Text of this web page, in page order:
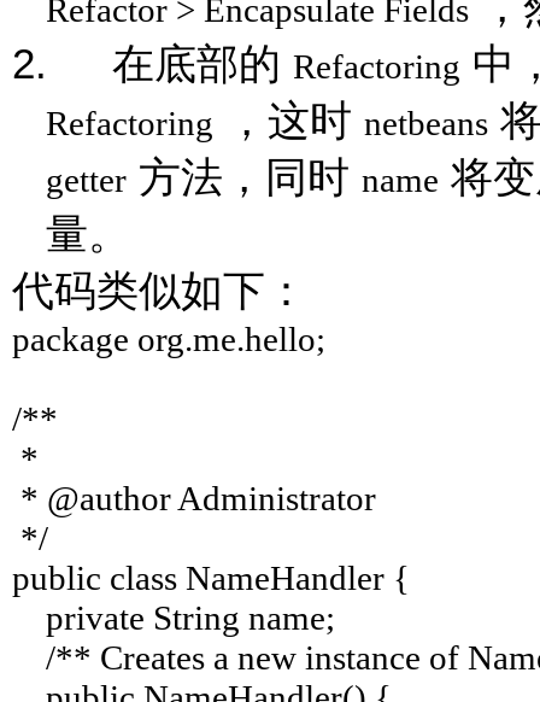
Refactor > Encapsulate Fields
2.
在底部的 Refactoring 中
Refactoring ，这时 netbeans
getter 方法，同时 name 将
量。
代码类似如下：
package org.me.hello;
/**
*
* @author Administrator
*/
public class NameHandler {
private String name;
/** Creates a new instance of